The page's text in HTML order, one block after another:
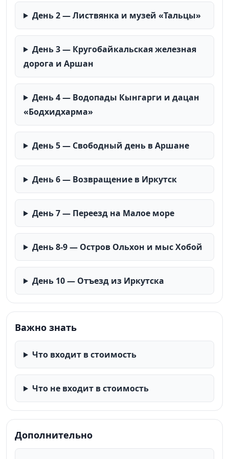
День 2 — Листвянка и музей «Тальцы»
День 3 — Кругобайкальская железная
дорога и Аршан
День 4 — Водопады Кынгарги и дацан
«Бодхидхарма»
День 5 — Свободный день в Аршане
День 6 — Возвращение в Иркутск
День 7 — Переезд на Малое море
День 8-9 — Остров Ольхон и мыс Хобой
День 10 — Отъезд из Иркутска
Важно знать
Что входит в стоимость
Что не входит в стоимость
Дополнительно